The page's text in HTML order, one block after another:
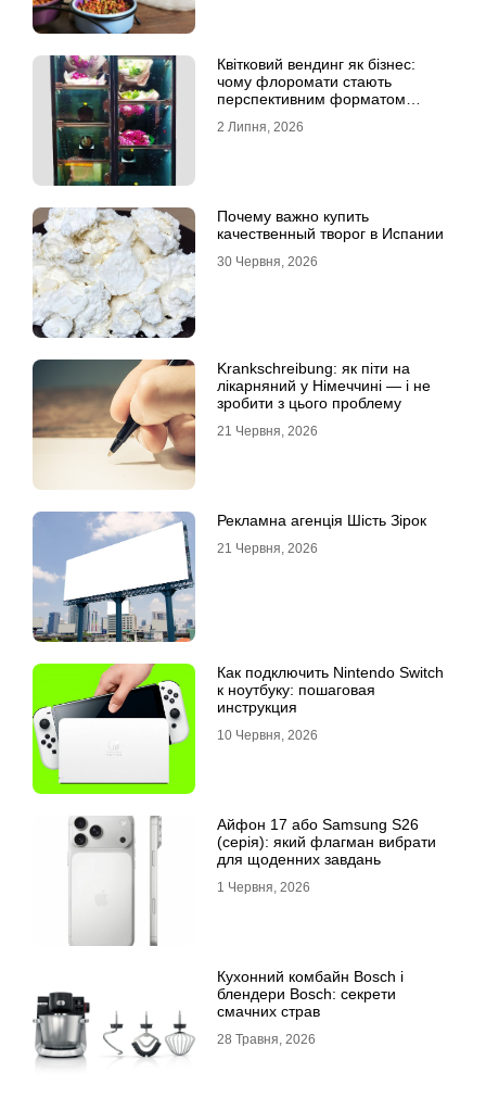
Квітковий вендинг як бізнес:
чому флоромати стають
перспективним форматом
2 Липня, 2026
Почему важно купить
качественный творог в Испании
30 Червня, 2026
Krankschreibung: як піти на
лікарняний у Німеччині — і не
зробити з цього проблему
21 Червня, 2026
Рекламна агенція Шість Зірок
21 Червня, 2026
Как подключить Nintendo Switch
к ноутбуку: пошаговая
инструкция
10 Червня, 2026
Айфон 17 або Samsung S26
(серія): який флагман вибрати
для щоденних завдань
1 Червня, 2026
Кухонний комбайн Bosch і
блендери Bosch: секрети
смачних страв
28 Травня, 2026